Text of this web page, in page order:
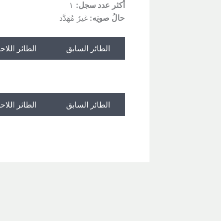
أكثر عدد سجل:
حالُ صونِه: غيرُ مُهَدَّد
الطائر السابق الطائر
الطائر السابق الطائر